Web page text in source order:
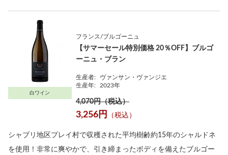
白ワイン
フランス/ブルゴーニュ
【サマーセール特別価格 20％OFF】ブルゴ
ーニュ・ブラン
生産者:
ヴァンサン・ヴァンジエ
生産年:
2023年
4,070円（税込）
3,256円 （税込）
シャブリ地区プレイ村で収穫された平均樹齢約15年のシャルドネ
を使用！非常に爽やかで、引き締まったボディを備えたブルゴー